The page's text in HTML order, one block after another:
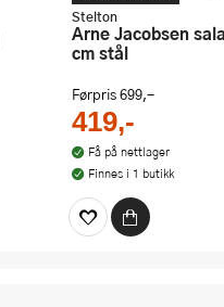
Stelton
Arne Jacobsen salatbestikk 31,5
cm stål
Førpris699,-
419,-
Få på nettlager
Finnes i 1 butikk